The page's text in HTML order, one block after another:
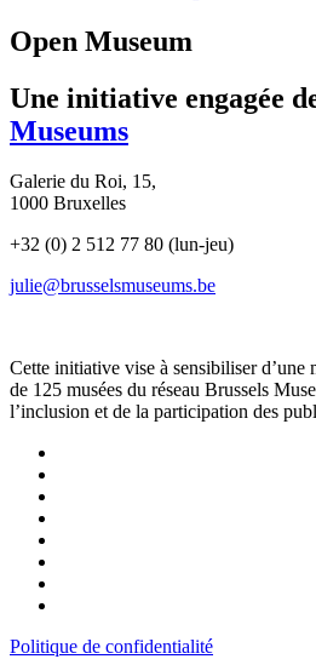
Open Museum
Une initiative engagée
Museums
Galerie du Roi, 15,
1000 Bruxelles
+32 (0) 2 512 77 80 (lun-jeu)
julie@brusselsmuseums.be
Cette initiative vise à sensibiliser d’une
de 125 musées du réseau Brussels
l’inclusion et de la participation des
tab)
new
Politique de confidentialité